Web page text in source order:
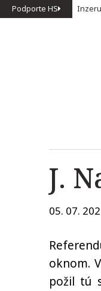
Podporte HS
J.
05. 07.
oknom.
požil tú